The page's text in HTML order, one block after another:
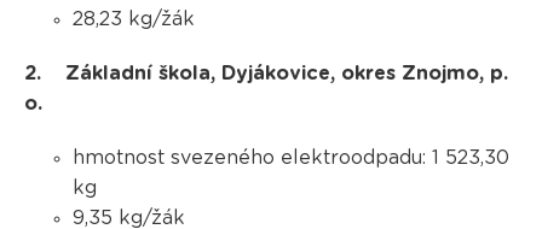
28,23 kg/žák
2. Základní škola, Dyjákovice, okres Znojmo, p.
o.
hmotnost svezeného elektroodpadu: 1 523,30
kg
9,35 kg/žák